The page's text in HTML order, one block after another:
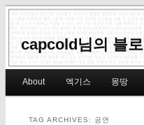
capcold님의 블
Skip to primary content
Skip to secondary content
About 엑기스 몽땅
TAG ARCHIVES: 공연